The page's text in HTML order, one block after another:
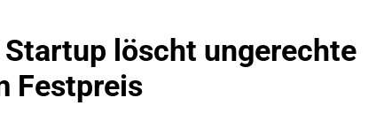
löscht ungerechte
Festpreis